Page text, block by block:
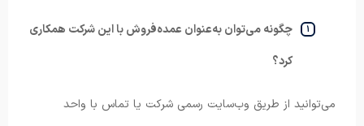
چگونه می‌توان به‌عنوان عمده‌فروش با این شرکت همکاری
کرد؟
می‌توانید از طریق وب‌سایت رسمی شرکت یا تماس با واحد